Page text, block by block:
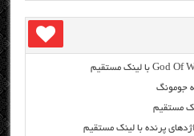
جومونگ
مستقیم
پرنده با لینک مستقیم